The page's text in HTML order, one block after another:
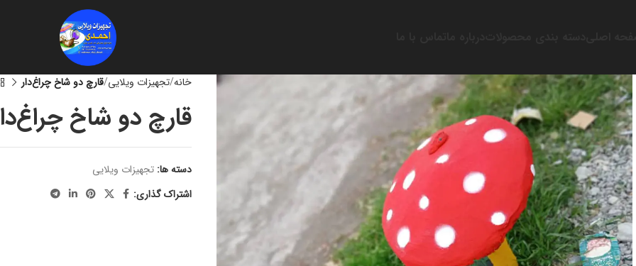
خانه تجهیزات ویلایی قارچ دو شاخ چراغ‌دار
قارچ دو شاخ
دسته ها: تجهیزات ویلایی
اشتراک گذاری: